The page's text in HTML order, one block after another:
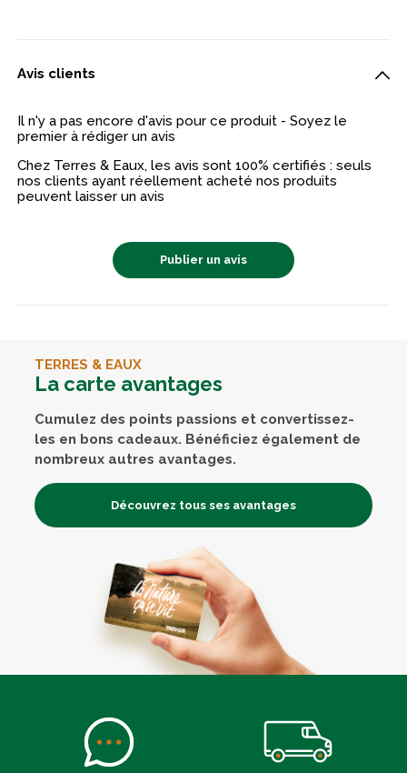
Avis clients
Il n'y a pas encore d'avis pour ce produit - Soyez le
premier à rédiger un avis
Chez Terres & Eaux, les avis sont 100% certifiés : seuls
nos clients ayant réellement acheté nos produits
peuvent laisser un avis
Publier un avis
TERRES & EAUX
La carte avantages
Cumulez des points passions et convertissez-
les en bons cadeaux. Bénéficiez également de
nombreux autres avantages.
Découvrez tous ses avantages